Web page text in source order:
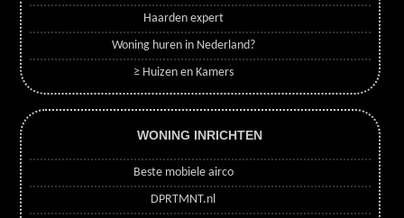
Haarden expert
Woning huren in Nederland?
≥ Huizen en Kamers
WONING INRICHTEN
Beste mobiele airco
DPRTMNT.nl